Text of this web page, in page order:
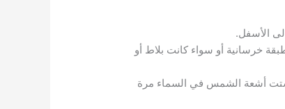
الأسفل.
خرسانية أو سواء كانت بلاط أو
أشعة الشمس في السماء مرة